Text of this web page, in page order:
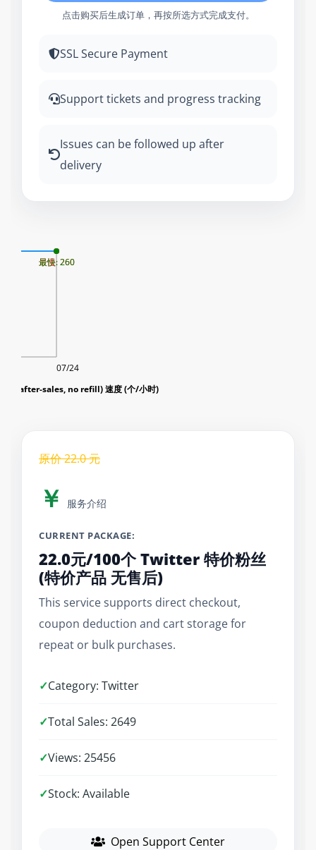
点击购买后生成订单，再按所选方式完成支付。
SSL Secure Payment
Support tickets and progress tracking
Issues can be followed up after
delivery
after-sales, no refill) 速度 (个/小时)
07/24
最慢: 260
最快: 260
原价22.0元
￥ 服务介绍
CURRENT PACKAGE:
22.0元/100个 Twitter 特价粉丝
(特价产品 无售后)
This service supports direct checkout,
coupon deduction and cart storage for
repeat or bulk purchases.
✓Category: Twitter
✓Total Sales: 2649
✓Views: 25456
✓Stock: Available
Open Support Center